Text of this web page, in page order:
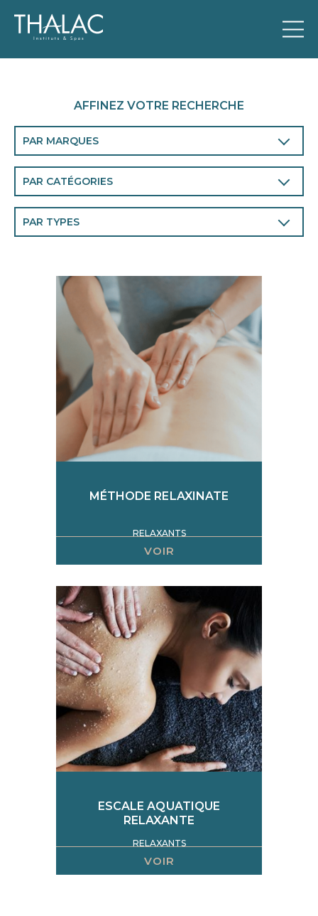
AFFINEZ VOTRE RECHERCHE
PAR MARQUES
Thalac
PAR CATÉGORIES
Corps
PAR TYPES
Relaxants
MÉTHODE RELAXINATE
RELAXANTS
dos, ce soin allie massage lent et profond
permettant de dénouer et libérer les tensions
des lombaires et trapèzes ainsi que d'un
enveloppement aux algues auto-chauffantes
pour une action détoxifiante et relaxante. Le
soin idéal pour effacer la fatigue et le stress
accumulé.
VOIR
ESCALE AQUATIQUE
RELAXANTE
RELAXANTS
VOIR